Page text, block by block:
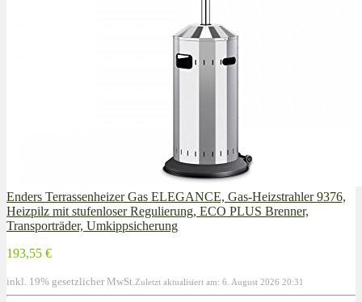
Enders Terrassenheizer Gas ELEGANCE, Gas-Heizstrahler 9376,
Heizpilz mit stufenloser Regulierung, ECO PLUS Brenner,
Transporträder, Umkippsicherung
193,55 €
inkl. 19% gesetzlicher MwSt. Zuletzt aktualisiert am: 6. August 2026 20:31